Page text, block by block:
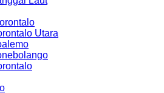
Utara